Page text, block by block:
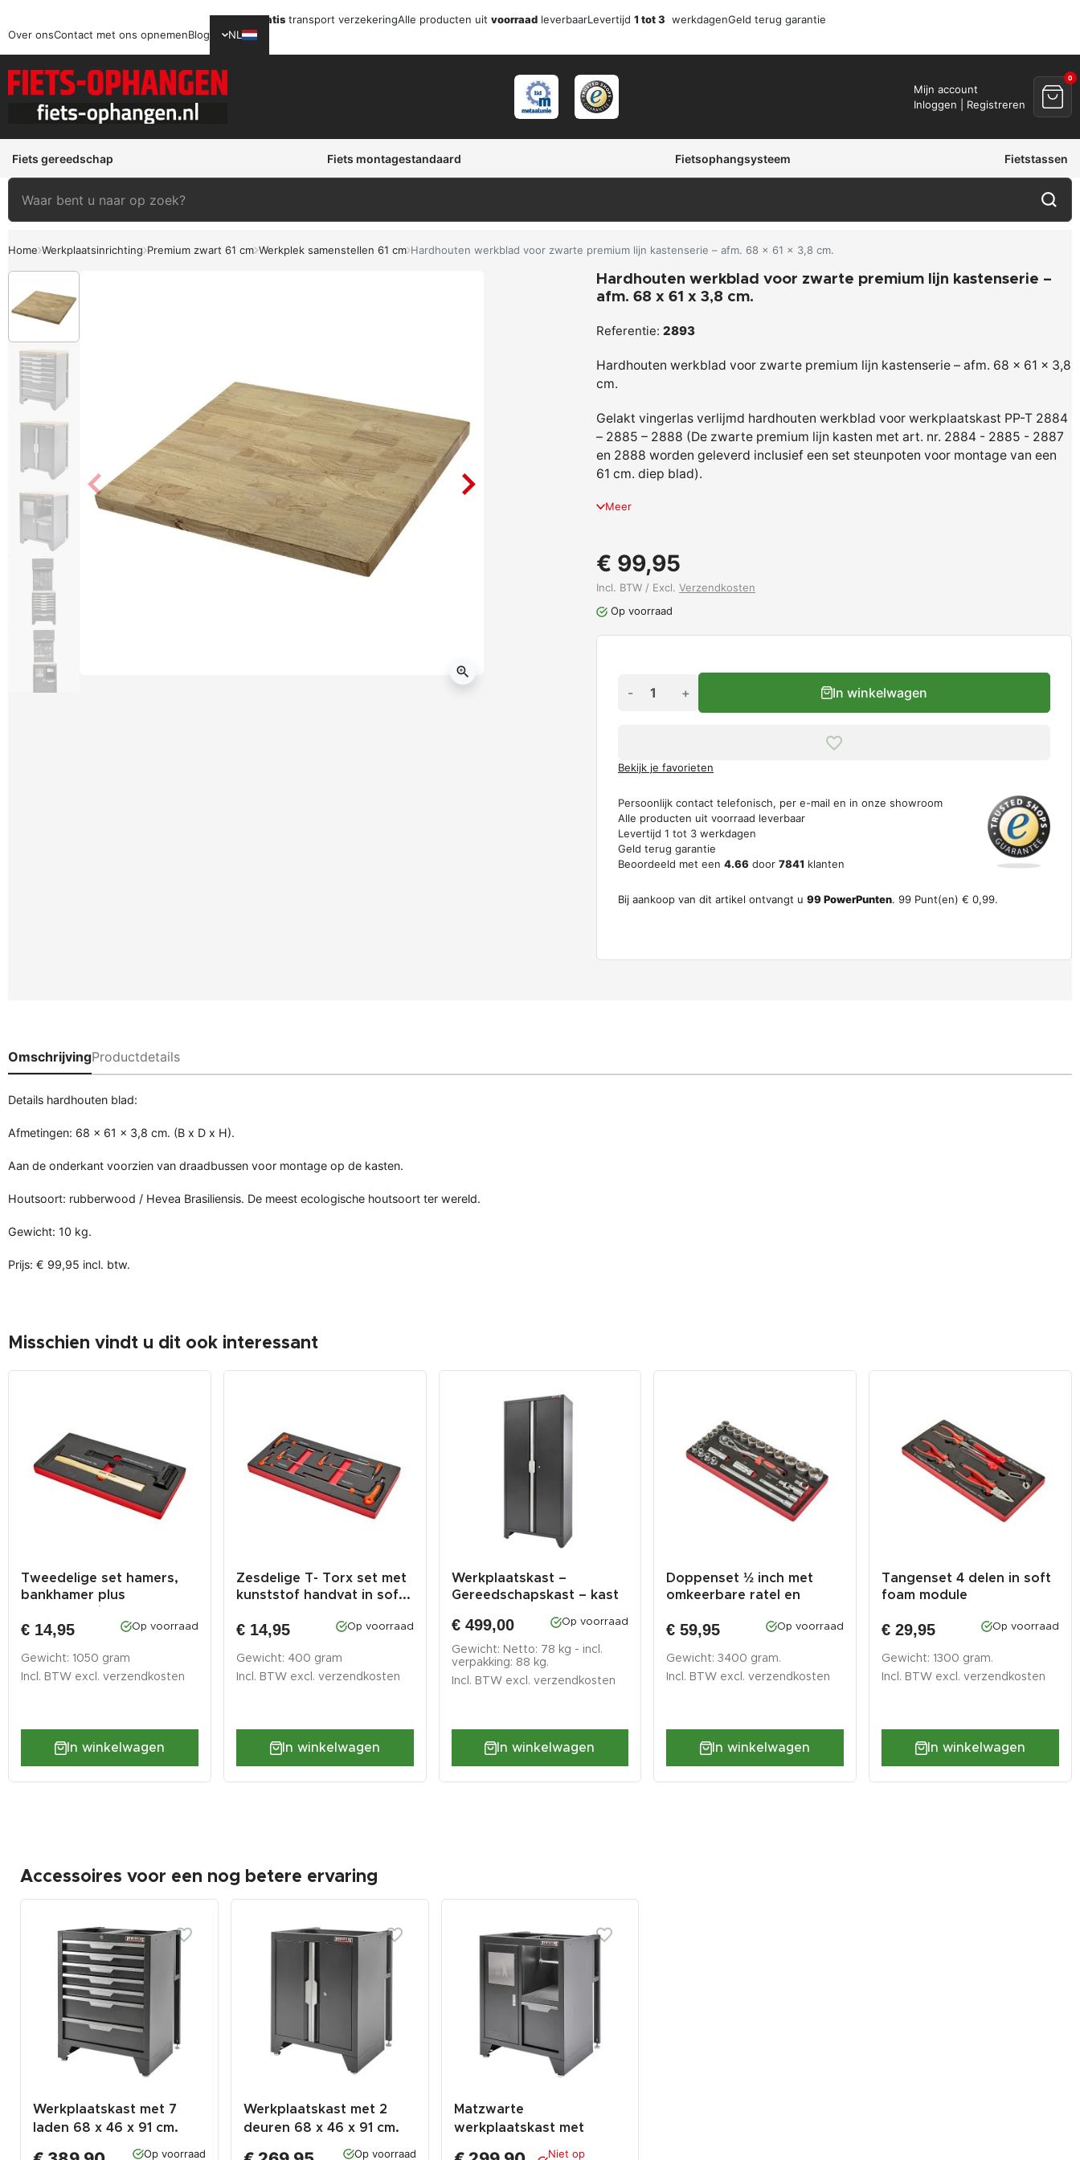
Gratis transport verzekeringAlle producten uit voorraad leverbaarLevertijd 1 tot 3 werkdagenGeld terug garantie
Over onsContact met ons opnemenBlog NL
Mijn account
Inloggen | Registreren
0
Fiets gereedschap Fiets montagestandaard Fietsophangsysteem Fietstassen
Home Werkplaatsinrichting Premium zwart 61 cm Werkplek samenstellen 61 cm Hardhouten werkblad voor zwarte premium lijn kastenserie – afm. 68 x 61 x 3,8 cm.
zoom_in
Hardhouten werkblad voor zwarte premium lijn kastenserie –
afm. 68 x 61 x 3,8 cm.
Referentie: 2893
Hardhouten werkblad voor zwarte premium lijn kastenserie – afm. 68 x 61 x 3,8
cm.
Gelakt vingerlas verlijmd hardhouten werkblad voor werkplaatskast PP-T 2884
– 2885 – 2888 (De zwarte premium lijn kasten met art. nr. 2884 - 2885 - 2887
en 2888 worden geleverd inclusief een set steunpoten voor montage van een
61 cm. diep blad).
Meer
€ 99,95
Incl. BTW / Excl. Verzendkosten
Op voorraad
- + In winkelwagen
Bekijk je favorieten
Persoonlijk contact telefonisch, per e-mail en in onze showroom
Alle producten uit voorraad leverbaar
Levertijd 1 tot 3 werkdagen
Geld terug garantie
Beoordeeld met een 4.66 door 7841 klanten
Bij aankoop van dit artikel ontvangt u 99PowerPunten. 99 Punt(en) € 0,99.
OmschrijvingProductdetails
Details hardhouten blad:
Afmetingen: 68 x 61 x 3,8 cm. (B x D x H).
Aan de onderkant voorzien van draadbussen voor montage op de kasten.
Houtsoort: rubberwood / Hevea Brasiliensis. De meest ecologische houtsoort ter wereld.
Gewicht: 10 kg.
Prijs: € 99,95 incl. btw.
Misschien vindt u dit ook interessant
Tweedelige set hamers,
bankhamer plus
€ 14,95 Op voorraad
Gewicht: 1050 gram
Incl. BTW excl. verzendkosten
In winkelwagen
Zesdelige T- Torx set met
kunststof handvat in sof...
€ 14,95 Op voorraad
Gewicht: 400 gram
Incl. BTW excl. verzendkosten
In winkelwagen
Werkplaatskast –
Gereedschapskast – kast
€ 499,00 Op voorraad
Gewicht: Netto: 78 kg - incl.
verpakking: 88 kg.
Incl. BTW excl. verzendkosten
In winkelwagen
Doppenset ½ inch met
omkeerbare ratel en
€ 59,95 Op voorraad
Gewicht: 3400 gram.
Incl. BTW excl.verzendkosten
In winkelwagen
Tangenset 4 delen in soft
foam module
€ 29,95 Op voorraad
Gewicht: 1300 gram.
Incl. BTW excl.verzendkosten
In winkelwagen
Accessoires voor een nog betere ervaring
Werkplaatskast met 7
laden 68 x 46 x 91 cm.
Op voorraad
Werkplaatskast met 2
deuren 68 x 46 x 91 cm.
Op voorraad
Matzwarte
werkplaatskast met
afvalbak 68 x 46 x 91 cm.
Niet op